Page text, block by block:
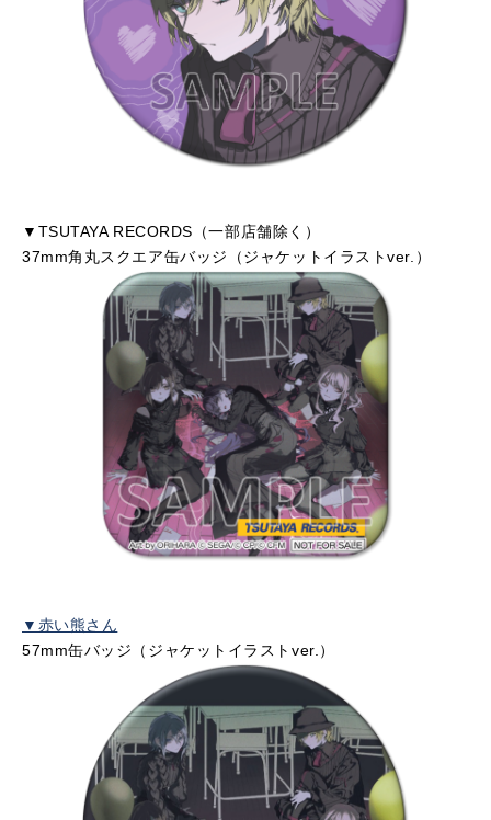
▼TSUTAYA RECORDS（一部店舗除く）
37mm角丸スクエア缶バッジ（ジャケットイラストver.）
▼赤い熊さん
57mm缶バッジ（ジャケットイラストver.）